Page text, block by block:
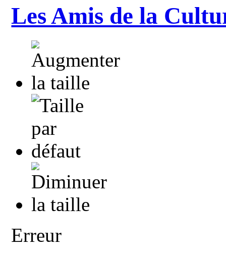
Les Amis de la
Erreur